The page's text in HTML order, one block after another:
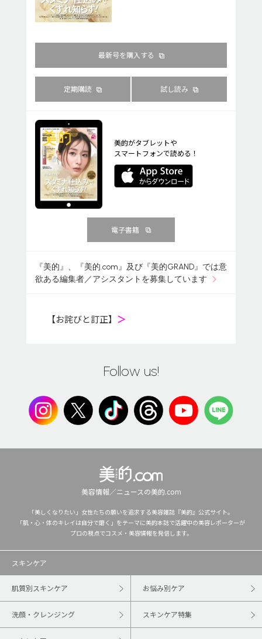
最新号を購入する
定期購読 試し読み
美的がタブレットや
スマートフォンで読める！
電子書籍
『美的』、『美的.com』及び『美的GRAND』では意
欲ある編集者／アシスタントを募集しています
【お詫びと訂正】 ＞
Follow us!
美容情報／ニュースの美的.com
「美しくなりたい」女性たちの願いを追求する美容雑誌『美的』公式サイト。
「肌・心・体のキレイは自分で磨く」をテーマに美的本誌で活躍中の美容レポーターが
プロの視点でコスメ・美容情報を発信します。
スキンケア
肌質別スキンケア お悩み別ケア
洗顔・クレンジング スキンケア特集